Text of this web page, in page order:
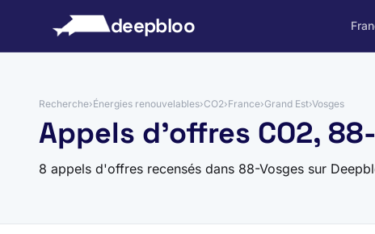
deepbloo
Recherche›Énergies renouvelables›CO2›France›Grand Est›Vosges
Appels d'offres CO2,
8 appels d'offres recensés dans 88-Vosges sur